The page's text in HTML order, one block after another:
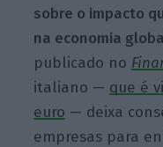
sobre o impacto
na economia
publicado no
italiano — que é
euro — deixa
empresas para